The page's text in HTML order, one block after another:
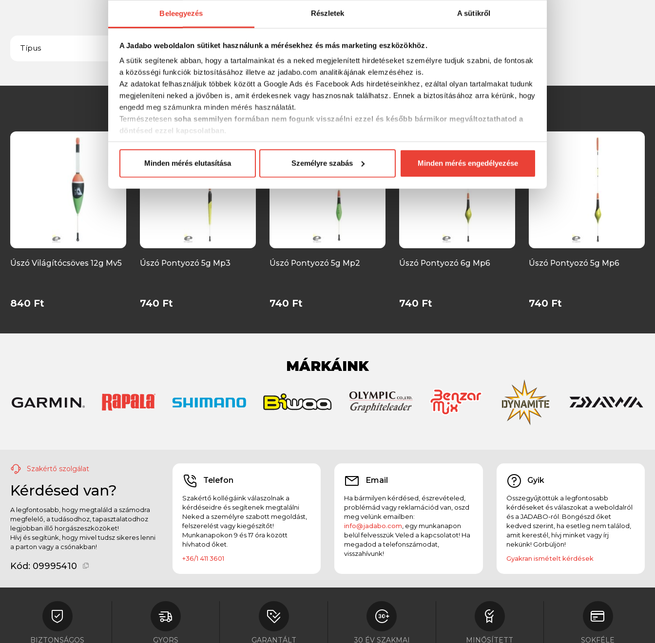
Beleegyezés Részletek A sütikről
A Jadabo weboldalon sütiket használunk a mérésekhez és más marketing eszközökhöz.
A sütik segítenek abban, hogy a tartalmainkat és a neked megjelenített hirdetéseket személyre tudjuk szabni, de fontosak
a közösségi funkciók biztosításához illetve az jadabo.com analitikájának elemzéséhez is.
Az adatokat felhasználjuk többek között a Google Ads és Facebook Ads hirdetéseinkhez, ezáltal olyan tartalmakat tudunk
megjeleníteni neked a jövőben is, amit érdekesnek vagy hasznosnak találhatsz. Ennek a biztosításához arra kérünk, hogy
engedd meg számunkra minden mérés használatát.
Természetesen soha semmilyen formában nem fogunk visszaélni ezzel és később bármikor megváltoztathatod a
döntésed ezzel kapcsolatban.
Előre is köszönjük!
Minden mérés elutasítása Személyre szabás Minden mérés engedélyezése
RÉSZLETES ADATOK
Típus Békéshalas
SZINTÉN KIVÁLÓAK
Úszó Világítócsöves 12g Mv5
840 Ft
Úszó Pontyozó 5g Mp3
740 Ft
Úszó Pontyozó 5g Mp2
740 Ft
Úszó Pontyozó 6g Mp6
740 Ft
Úszó Pontyozó 5g Mp6
740 Ft
MÁRKÁINK
Szakértő szolgálat
Kérdésed van?
A legfontosabb, hogy megtaláld a számodra
megfelelő, a tudásodhoz, tapasztalatodhoz
legjobban illő horgászeszközöket!
Hívj és segítünk, hogy mivel tudsz sikeres lenni
a parton vagy a csónakban!
Kód: 09995410
Telefon
Szakértő kollégáink válaszolnak a
kérdéseidre és segítenek megtalálni
Neked a személyre szabott megoldást,
felszerelést vagy kiegészítőt!
Munkanapokon 9 és 17 óra között
hívhatod őket.
+36/1 411 3601
Email
Ha bármilyen kérdésed, észrevételed,
problémád vagy reklamációd van, oszd
meg velünk emailben:
info@jadabo.com , egy munkanapon
belül felvesszük Veled a kapcsolatot! Ha
megadod a telefonszámodat,
visszahívunk!
Gyik
Összegyűjtöttük a legfontosabb
kérdéseket és válaszokat a weboldalról
és a JADABO-ról. Böngészd őket
kedved szerint, ha esetleg nem találod,
amit kerestél, hívj minket vagy írj
nekünk! Görbüljön!
Gyakran ismételt kérdések
BIZTONSÁGOS GYORS GARANTÁLT 30 ÉV SZAKMAI MINŐSÍTETT SOKFÉLE